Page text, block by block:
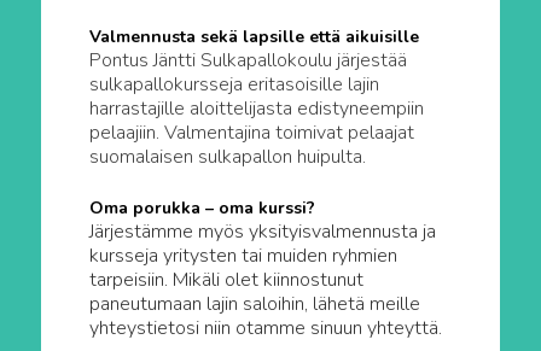
Valmennusta sekä lapsille että aikuisille
Pontus Jäntti Sulkapallokoulu järjestää
sulkapallokursseja eritasoisille lajin
harrastajille aloittelijasta edistyneempiin
pelaajiin. Valmentajina toimivat pelaajat
suomalaisen sulkapallon huipulta.
Oma porukka – oma kurssi?
Järjestämme myös yksityisvalmennusta ja
kursseja yritysten tai muiden ryhmien
tarpeisiin. Mikäli olet kiinnostunut
paneutumaan lajin saloihin, lähetä meille
yhteystietosi niin otamme sinuun yhteyttä.